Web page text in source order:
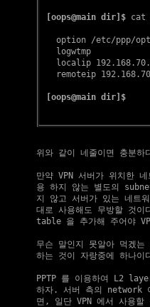
[oops@main dir]$ cat
option /etc/ppp/
   logwtmp
localip
remoteip
[oops@main dir]$
위와 같이 네줄이면 충분
만약 VPN 서버가 위치한
용 하지 않는 별도의
지 않고 서버가 있는 네트
대로 사용해도 무방할 것
table 을 추가해 주어야
무슨 말인지 못알아 먹겠는
하는 것이 자랑중에 하나이
PPTP 를 이용하여 L2
하자. 서버 측의 network
면, 일단 VPN 에서 사용할